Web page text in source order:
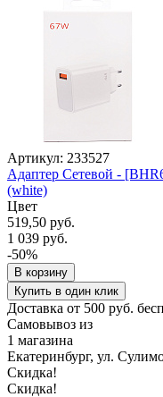
Артикул: 233527
Адаптер Сетевой -
(white)
Цвет
519,50 руб.
1 039 руб.
-50%
В корзину
Купить в один клик
Доставка от 500 руб.
Самовывоз из
1 магазина
Екатеринбург, ул.
Скидка!
Скидка!